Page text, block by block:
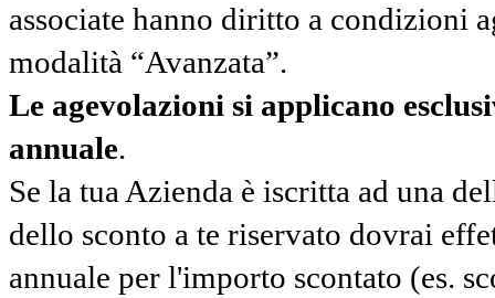
associate hanno diritto a condizioni
modalità “Avanzata”.
Le agevolazioni si applicano
annuale.
Se la tua Azienda è iscritta ad una
dello sconto a te riservato dovrai
annuale per l'importo scontato (es.